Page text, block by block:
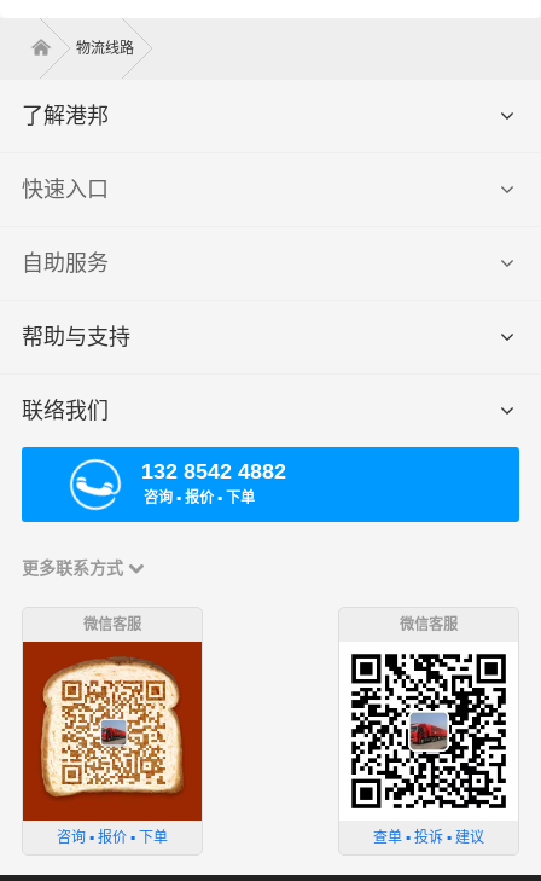
物流线路
了解港邦
快速入口
自助服务
帮助与支持
联络我们
132 8542 4882
咨询 ▪ 报价 ▪ 下单
更多联系方式
微信客服
咨询 ▪ 报价 ▪ 下单
微信客服
查单 ▪ 投诉 ▪ 建议